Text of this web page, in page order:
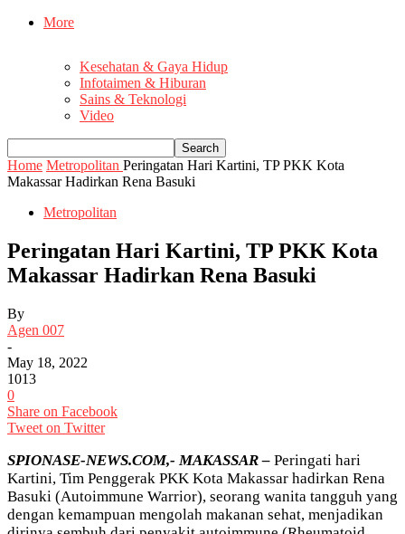
More
Kesehatan & Gaya Hidup
Infotaimen & Hiburan
Sains & Teknologi
Video
Home Metropolitan Peringatan Hari Kartini, TP PKK Kota
Makassar Hadirkan Rena Basuki
Metropolitan
Peringatan Hari Kartini, TP PKK Kota
Makassar Hadirkan Rena Basuki
By
Agen 007
-
May 18, 2022
1013
0
Share on Facebook
Tweet on Twitter
SPIONASE-NEWS.COM,- MAKASSAR – Peringati hari
Kartini, Tim Penggerak PKK Kota Makassar hadirkan Rena
Basuki (Autoimmune Warrior), seorang wanita tangguh yang
dengan kemampuan mengolah makanan sehat, menjadikan